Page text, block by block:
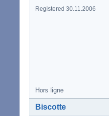
Registered 30.11.2006
Hors ligne
Biscotte